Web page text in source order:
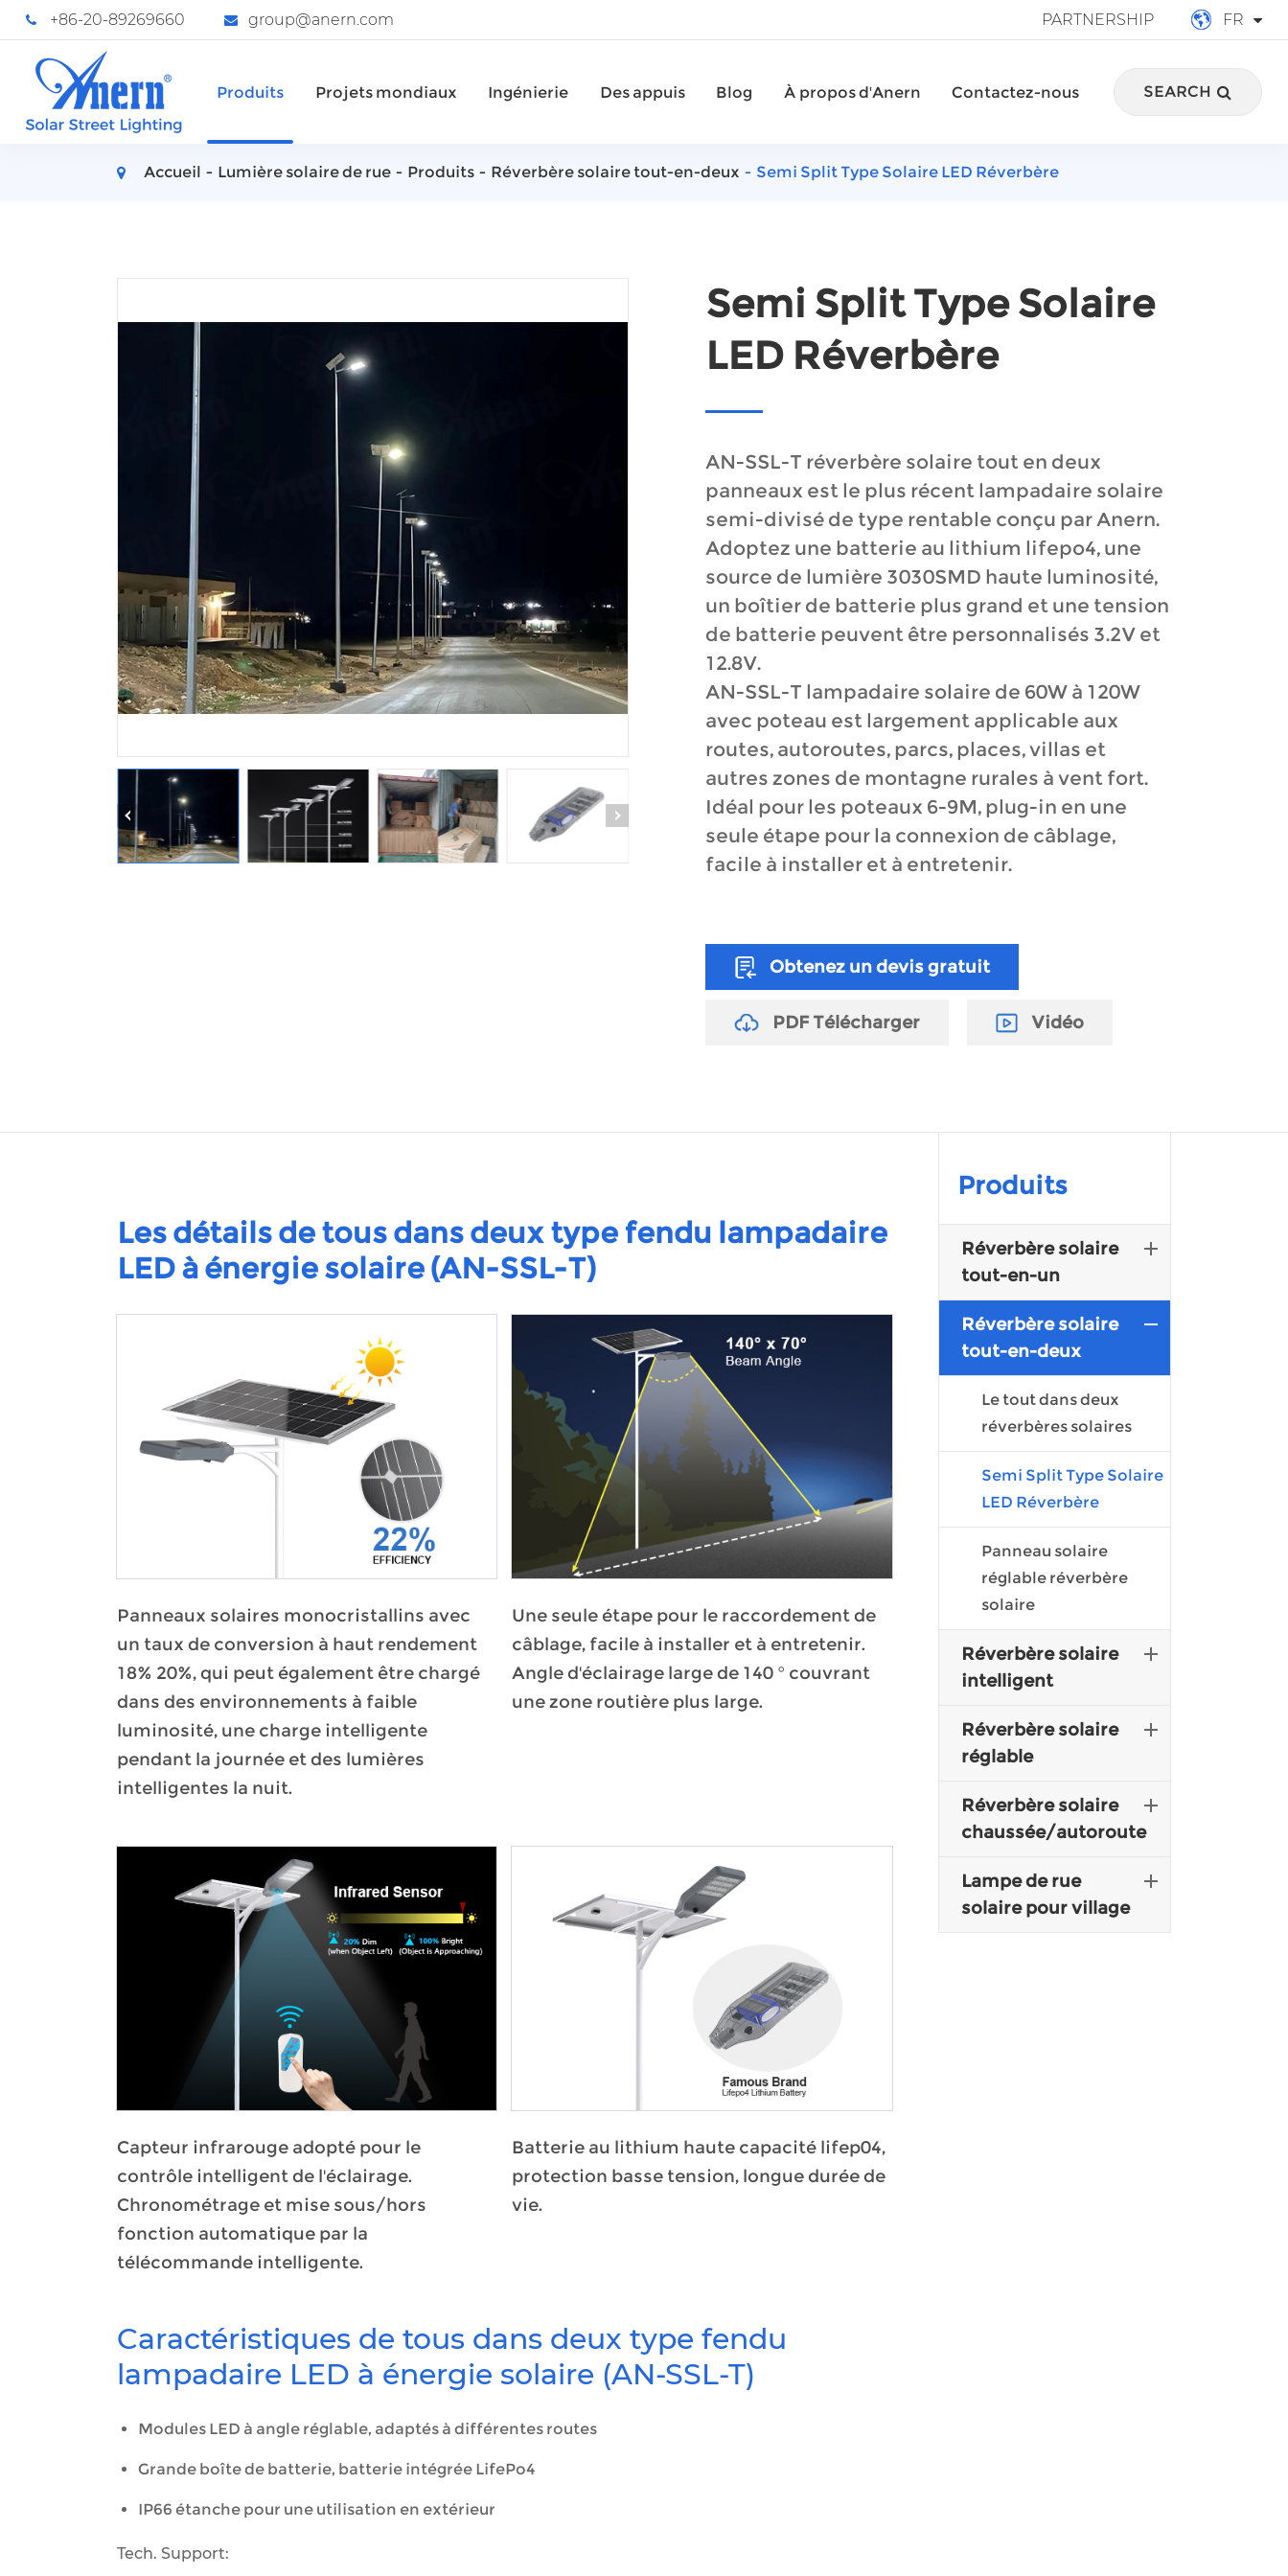
+86-20-89269660 group@anern.com PARTNERSHIP FR
français
Indonesia
Produits Projets mondiaux Ingénierie Des appuis Blog À propos d'Anern Contactez-nous SEARCH
Accueil Lumière solaire de rue Produits Réverbère solaire tout-en-deux Semi Split Type Solaire LED Réverbère
Semi Split Type Solaire
LED Réverbère
AN-SSL-T réverbère solaire tout en deux
panneaux est le plus récent lampadaire solaire
semi-divisé de type rentable conçu par Anern.
Adoptez une batterie au lithium lifepo4, une
source de lumière 3030SMD haute luminosité,
un boîtier de batterie plus grand et une tension
de batterie peuvent être personnalisés 3.2V et
12.8V.
AN-SSL-T lampadaire solaire de 60W à 120W
avec poteau est largement applicable aux
routes, autoroutes, parcs, places, villas et
autres zones de montagne rurales à vent fort.
Idéal pour les poteaux 6-9M, plug-in en une
seule étape pour la connexion de câblage,
facile à installer et à entretenir.
Obtenez un devis gratuit
PDF Télécharger Vidéo
Les détails de tous dans deux type fendu lampadaire
LED à énergie solaire (AN-SSL-T)
Panneaux solaires monocristallins avec
un taux de conversion à haut rendement
18% 20%, qui peut également être chargé
dans des environnements à faible
luminosité, une charge intelligente
pendant la journée et des lumières
intelligentes la nuit.
Une seule étape pour le raccordement de
câblage, facile à installer et à entretenir.
Angle d'éclairage large de 140 ° couvrant
une zone routière plus large.
Capteur infrarouge adopté pour le
contrôle intelligent de l'éclairage.
Chronométrage et mise sous/hors
fonction automatique par la
télécommande intelligente.
Batterie au lithium haute capacité lifep04,
protection basse tension, longue durée de
vie.
Caractéristiques de tous dans deux type fendu
lampadaire LED à énergie solaire (AN-SSL-T)
Modules LED à angle réglable, adaptés à différentes routes
Grande boîte de batterie, batterie intégrée LifePo4
IP66 étanche pour une utilisation en extérieur
Tech. Support:
Produits
Réverbère solaire
tout-en-un
Réverbère solaire
tout-en-deux
Le tout dans deux
réverbères solaires
Semi Split Type Solaire
LED Réverbère
Panneau solaire
réglable réverbère
solaire
Réverbère solaire
intelligent
Réverbère solaire
réglable
Réverbère solaire
chaussée/autoroute
Lampe de rue
solaire pour village